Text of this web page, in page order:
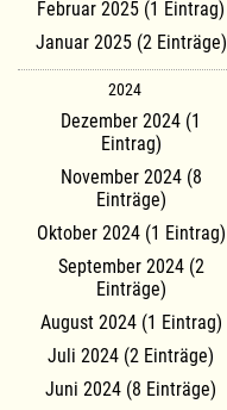
Februar 2025 (1 Eintrag)
Januar 2025 (2 Einträge)
2024
Dezember 2024 (1
Eintrag)
November 2024 (8
Einträge)
Oktober 2024 (1 Eintrag)
September 2024 (2
Einträge)
August 2024 (1 Eintrag)
Juli 2024 (2 Einträge)
Juni 2024 (8 Einträge)